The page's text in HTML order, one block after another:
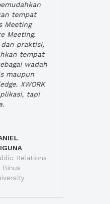
tempat
Meeting
Meeting.
dan praktisi,
tempat
wadah
maupun
XWORK
tapi
Relations
Binus